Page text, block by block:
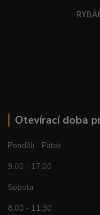
Otevírací doba
Pondělí - Pátek
9:00 - 17:00
Sobota
8:00 - 11:30